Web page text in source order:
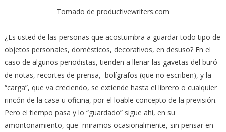
Tomado de productivewriters.com
¿Es usted de las personas que acostumbra a guardar todo tipo de
objetos personales, domésticos, decorativos, en desuso? En el
caso de algunos periodistas, tienden a llenar las gavetas del buró
de notas, recortes de prensa, bolígrafos (que no escriben), y la
“carga”, que va creciendo, se extiende hasta el librero o cualquier
rincón de la casa u oficina, por el loable concepto de la previsión.
Pero el tiempo pasa y lo “guardado” sigue ahí, en su
amontonamiento, que miramos ocasionalmente, sin pensar en